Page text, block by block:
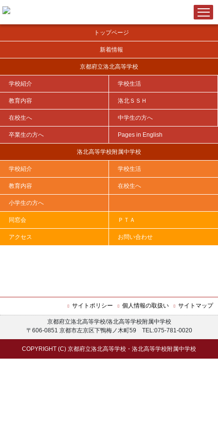
トップページ
新着情報
京都府立洛北高等学校
学校紹介 学校生活
教育内容 洛北ＳＳＨ
在校生へ 中学生の方へ
卒業生の方へ Pages in English
洛北高等学校附属中学校
学校紹介 学校生活
教育内容 在校生へ
小学生の方へ
同窓会 ＰＴＡ
アクセス お問い合わせ
ＨＯＭＥ サイエンスⅠ(S) 評価について
サイエンスⅠ(S) 評価について
｜ 次の記事
サイトポリシー 個人情報の取扱い サイトマップ
京都府立洛北高等学校/洛北高等学校附属中学校
〒606-0851 京都市左京区下鴨梅ノ木町59 TEL:075-781-0020
COPYRIGHT (C) 京都府立洛北高等学校・洛北高等学校附属中学校